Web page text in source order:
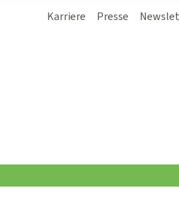
Karriere Presse